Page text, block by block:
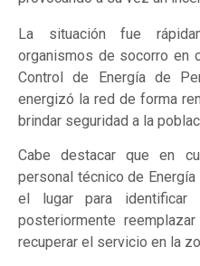
La situación fue
organismos de socorro en
Control de Energía de
energizó la red de forma
brindar seguridad a la
Cabe destacar que en
personal técnico de
el lugar para
posteriormente
recuperar el servicio en la